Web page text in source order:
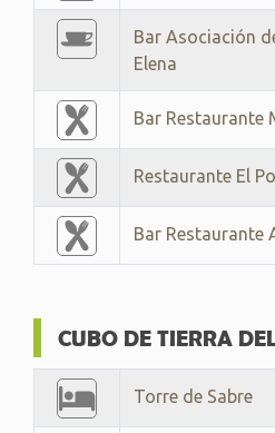
Bar Asociación
Elena
Bar Restaurante
Restaurante El
Bar Restaurante
CUBO DE TIERRA
Torre de Sabre